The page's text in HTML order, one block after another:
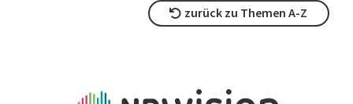
zurück zu Themen A-Z